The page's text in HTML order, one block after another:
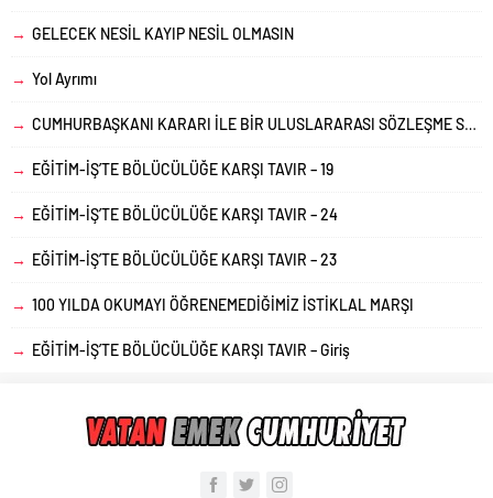
→ GELECEK NESİL KAYIP NESİL OLMASIN
→ Yol Ayrımı
→ CUMHURBAŞKANI KARARI İLE BİR ULUSLARARASI SÖZLEŞME SONA ERDİRİLEBİLİR Mİ?
→ EĞİTİM-İŞ’TE BÖLÜCÜLÜĞE KARŞI TAVIR – 19
→ EĞİTİM-İŞ’TE BÖLÜCÜLÜĞE KARŞI TAVIR – 24
→ EĞİTİM-İŞ’TE BÖLÜCÜLÜĞE KARŞI TAVIR – 23
→ 100 YILDA OKUMAYI ÖĞRENEMEDİĞİMİZ İSTİKLAL MARŞI
→ EĞİTİM-İŞ’TE BÖLÜCÜLÜĞE KARŞI TAVIR – Giriş